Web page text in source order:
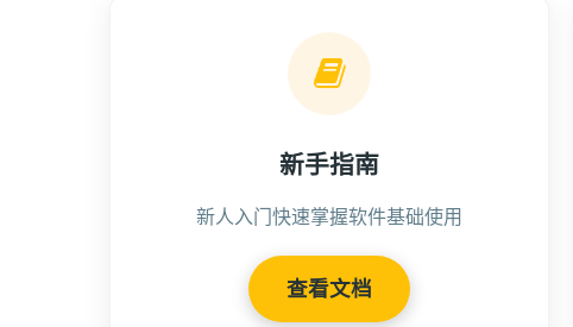
新手指南
新人入门快速掌握软件基础使用
查看文档